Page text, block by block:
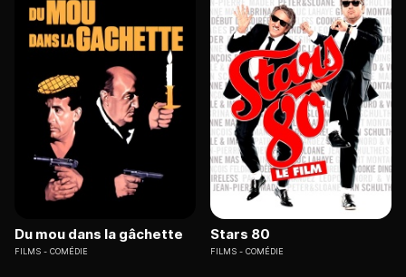
Du mou dans la gâchette
FILMS COMÉDIE
Stars 80
FILMS COMÉDIE